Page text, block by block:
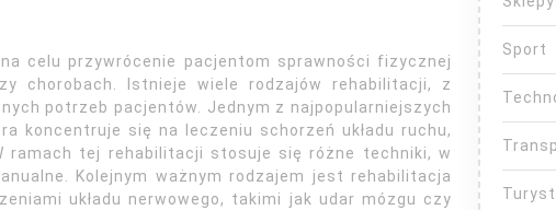
celu przywrócenie pacjentom sprawności fizycznej
chorobach. Istnieje wiele rodzajów rehabilitacji, z
potrzeb pacjentów. Jednym z najpopularniejszych
koncentruje się na leczeniu schorzeń układu ruchu,
ramach tej rehabilitacji stosuje się różne techniki, w
Kolejnym ważnym rodzajem jest rehabilitacja
układu nerwowego, takimi jak udar mózgu czy
Sport